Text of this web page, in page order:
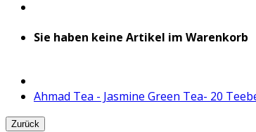
Sie haben keine Artikel im Warenkorb
Ahmad Tea - Jasmine Green Tea- 20
Zurück